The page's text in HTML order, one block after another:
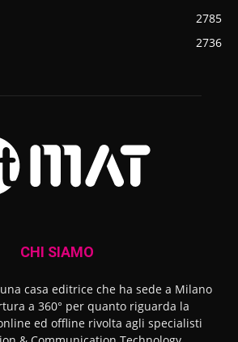
2785
2736
CHI SIAMO
casa editrice che ha sede a Milano
a 360° per quanto riguarda la
ed offline rivolta agli specialisti